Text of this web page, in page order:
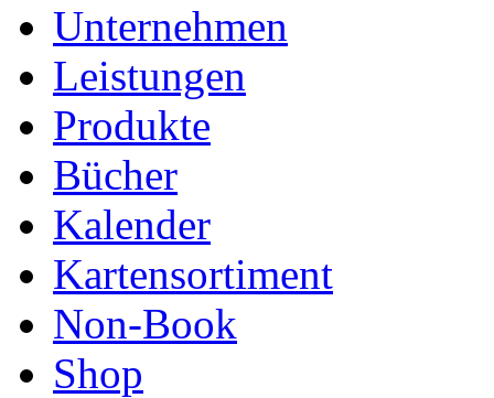
Unternehmen
Leistungen
Produkte
Bücher
Kalender
Kartensortiment
Non-Book
Shop